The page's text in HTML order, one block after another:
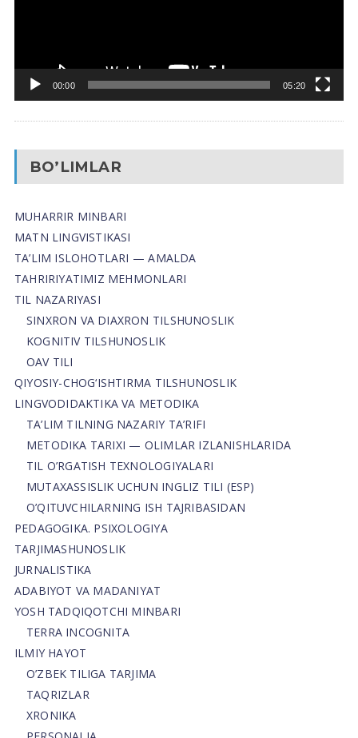
00:00 05:20
BO’LIMLAR
MUHARRIR MINBARI
MATN LINGVISTIKASI
TA’LIM ISLOHOTLARI — AMALDA
TAHRIRIYATIMIZ MEHMONLARI
TIL NAZARIYASI
SINXRON VA DIAXRON TILSHUNOSLIK
KOGNITIV TILSHUNOSLIK
OAV TILI
QIYOSIY-CHOG‘ISHTIRMA TILSHUNOSLIK
LINGVODIDAKTIKA VA METODIKA
TA’LIM TILNING NAZARIY TA’RIFI
METODIKA TARIXI — OLIMLAR IZLANISHLARIDA
TIL O’RGATISH TEXNOLOGIYALARI
MUTAXASSISLIK UCHUN INGLIZ TILI (ESP)
O’QITUVCHILARNING ISH TAJRIBASIDAN
PEDAGOGIKA. PSIXOLOGIYA
TARJIMASHUNOSLIK
JURNALISTIKA
ADABIYOT VA MADANIYAT
YOSH TADQIQOTCHI MINBARI
TERRA INCOGNITA
ILMIY HAYOT
O’ZBEK TILIGA TARJIMA
TAQRIZLAR
XRONIKA